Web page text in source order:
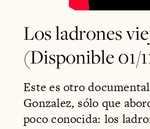
Los ladrones
(Disponible 01/
Este es otro
Gonzalez, sólo que
poco conocida: los